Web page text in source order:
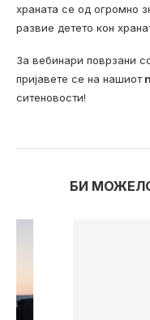
храната се од огромно
развие детето кон
За вебинари поврзани
пријавете се на нашиот
ситеновости!
БИ